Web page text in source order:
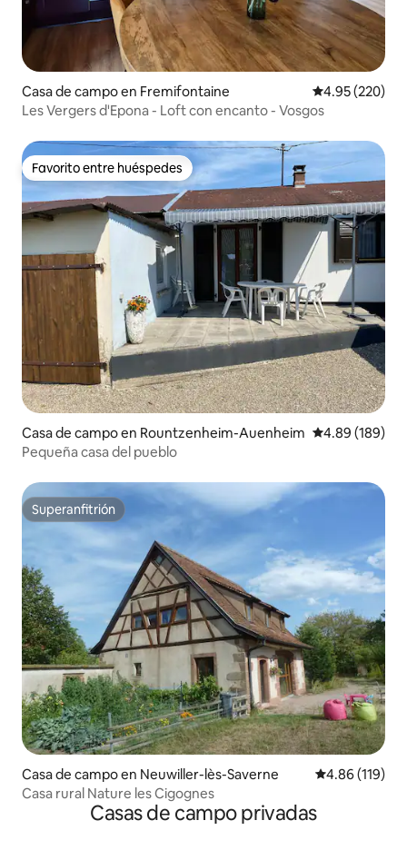
Casa de campo en Fremifontaine Calificación
4.95 (220)
Les Vergers d'Epona - Loft con encanto - Vosgos
Favorito entre huéspedes
Favorito entre huéspedes
Casa de campo en Rountzenheim-Auenheim Calificación
4.89 (189)
Pequeña casa del pueblo
Superanfitrión
Superanfitrión
Casa de campo en Neuwiller-lès-Saverne Calificación
4.86 (119)
Casa rural Nature les Cigognes
Casas de campo privadas